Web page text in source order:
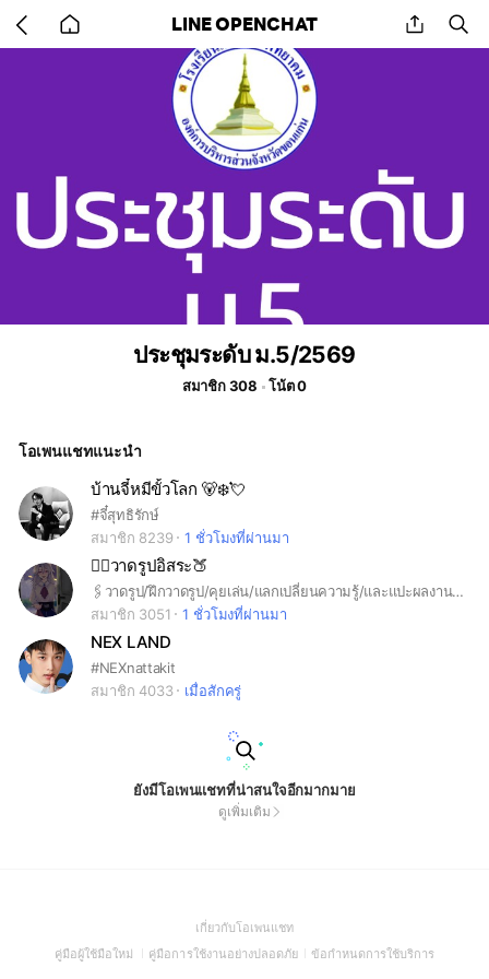
back
to
LINE OPENCHAT share
ประชุมระดับ ม.5/2569
สมาชิก 308 โน้ต 0
โอเพนแชทแนะนำ
บ้านจี๋หมีขั้วโลก 🐻‍❄️💘
#จี๋สุทธิรักษ์
สมาชิก 8239
1 ชั่วโมงที่ผ่านมา
👉🏻วาดรูปอิสระ🍑
🖇วาดรูป/ฝึกวาดรูป/คุยเล่น/แลกเปลี่ยนความรู้/และแปะผลงาน•√•✨ 『กลุ่มนี้ต้อนรับทุกคนครับ』 **วาดสวยหรือไม่สวยหรือจะวาดไม่เป็นก็เข้าได้✨💗 **เข้ามาแล้วอย่าลืมอ่านกฏในโน้ตด้วยนะครับ^^
สมาชิก 3051
1 ชั่วโมงที่ผ่านมา
NEX LAND
#NEXnattakit
สมาชิก 4033
เมื่อสักครู่
ยังมีโอเพนแชทที่น่าสนใจอีกมากมาย
ดูเพิ่มเติม
เกี่ยวกับโอเพนแชท(Open
in
คู่มือผู้ใช้มือใหม่
(Open
คู่มือการใช้งานอย่างปลอดภัย(Open
ข้อกำหนดการใช้บริการ(Open